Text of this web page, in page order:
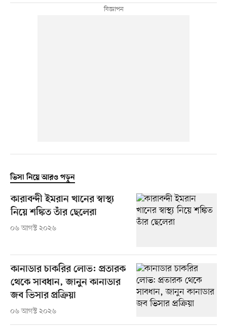
ভিসা নিয়ে আরও পড়ুন
কারাবন্দী ইমরান খানের স্বাস্থ্য
নিয়ে শঙ্কিত তাঁর ছেলেরা
০৬ আগস্ট ২০২৬
কানাডার চাকরির লোভ: প্রতারক
থেকে সাবধান, জানুন কানাডার
জব ভিসার প্রক্রিয়া
০৬ আগস্ট ২০২৬